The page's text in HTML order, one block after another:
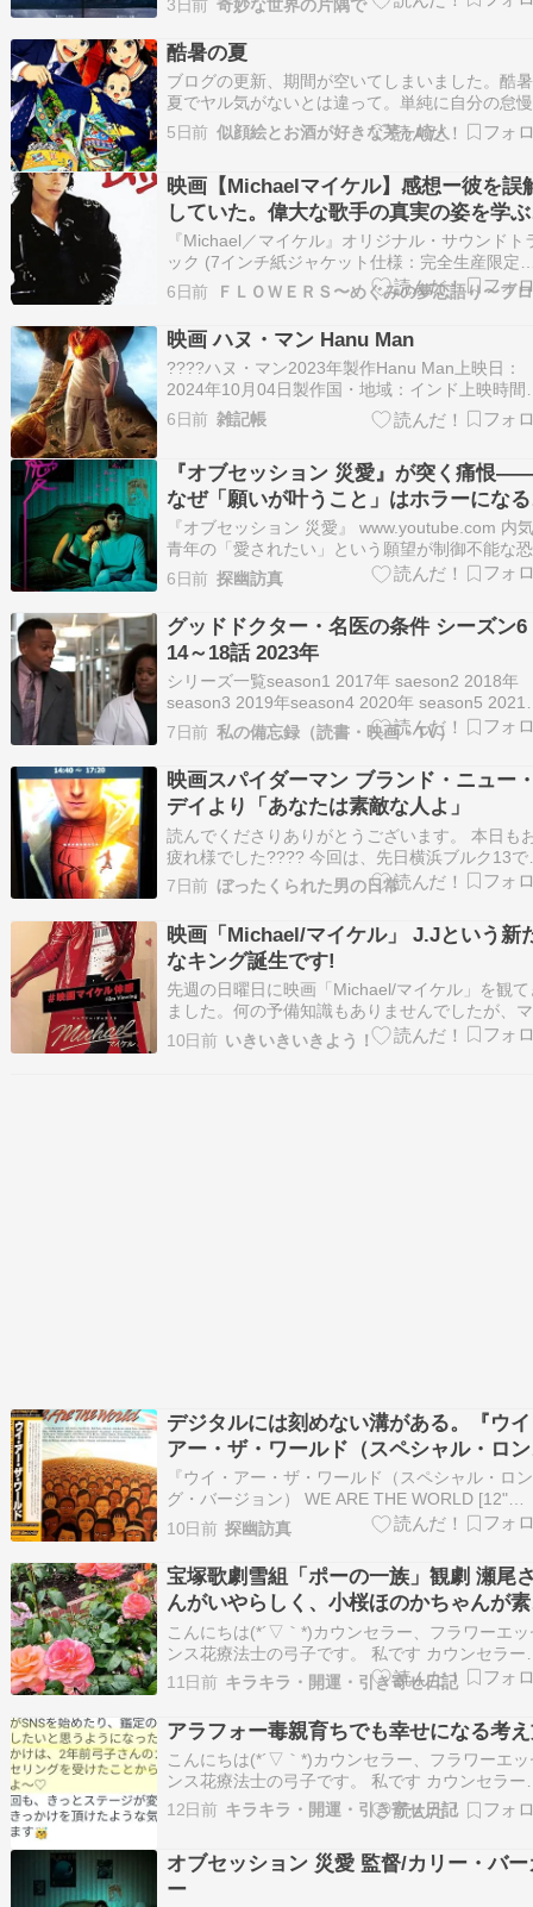
まれながら、革命によって両親を失ったミハイ
ガラティノフは人狼の一族に拾われ、狼に変身
能力を手に入れます。成長し、英国の軍人マイケ
ル…
3日前 奇妙な世界の片隅で
酷暑の夏
ブログの更新、期間が空いてしまいました。酷
夏でヤル気がないとは違って。単純に自分の怠
のですが… ６月に初孫のお宮参りを、鎌倉の鶴
八幡宮で行いました。天気もよく（むしろ暑かっ
た。お宮参りの画像をもとにChatGPTでイラス
ト…
5日前 似顔絵とお酒が好きな茅ヶ崎人
映画【Michaelマイケル】感想ー彼を誤
していた。偉大な歌手の真実の姿を学
ャンスをくれた
『Michael／マイケル』オリジナル・サウンドト
ック (7インチ紙ジャケット仕様：完全生産限定
(特典なし)Amazon（アマゾン） 皆様、こんにち
は。 今、映画「ちいかわ 人魚の島のひみつ」が
賛放映中ですよね。私も今月中には見に行ける
ぁーと思いつつ、楽しみにして…
6日前
映画 ハヌ・マン Hanu Man
????ハヌ・マン2023年製作Hanu Man上映日：
2024年10月04日製作国・地域：インド上映時間
158分ジャンル：アクション アドベンチャー・
ファンタジー配給：ツイン≪解説 あらすじ≫
ド版ゾンビ映画「Zo…
6日前 雑記帳
『オブセッション 災愛』が突く痛恨
なぜ「願いが叶うこと」はホラーにな
か
『オブセッション 災愛』 www.youtube.com 内
青年の「愛されたい」という願望が制御不能な
へと転じていく様子を描き、新人監督による製
100万ドル未満の作品ながらアメリカで大ヒット
記録したロマンティックホラー。 孤独で内向的
青年ベアは、恋心を寄せている女…
6日前 探幽訪真
グッドドクター・名医の条件 シーズン6
14～18話 2023年
シリーズ一覧season1 2017年 saeson2 2018年
season3 2019年season4 2020年 season5 2021
SEASON6 2022年 1～4話 5～9話 10～13話 シ
ン6 14～18話キャストショーン・マーフィー -
ディ・…
7日前 私の備忘録（読書・映画・TV）
映画スパイダーマン ブランド・ニュー
デイより「あなたは素敵な人よ」
読んでくださりありがとうございます。 本日も
疲れ様でした???? 今回は、先日横浜ブルク13で
賞した 「スパイダーマン ブランド・ニュー・デ
イ」 の感想を書かせて頂きます。 タイトルは、
中の台詞より取りました。 ※ネタバレしていき
すので、未見の方はご注意下さい。 文字数は…
7日前 ぼったくられた男の日常
映画「Michael/マイケル」 J.Jという新
なキング誕生です!
先週の日曜日に映画「Michael/マイケル」を観て
ました。何の予備知識もありませんでしたが、
ケルを顕彰しているyoutubeを見ていて、そうい
ばマイケルの映画を観に行ったという友人がい
10日前 いきいきいきよう！
デジタルには刻めない溝がある。『ウ
アー・ザ・ワールド（スペシャル・ロン
グ・バージョン） WE ARE THE
[12" Analog LP Record]』の深淵
『ウイ・アー・ザ・ワールド（スペシャル・ロン
グ・バージョン） WE ARE THE WORLD [12"
Analog LP Record]』 今回、映画『Michael マイ
ル』を観て久々に聴きたくなりまして。
blcrackreverse.com 1985年という時代が残し…
10日前 探幽訪真
宝塚歌劇雪組「ポーの一族」観劇 瀬尾
んがいやらしく、小桜ほのかちゃんが
らしかった
こんにちは(*´▽｀*)カウンセラー、フラワーエッ
ンス花療法士の弓子です。 私です カウンセラー
は1４年目。のべカウンセリング実績は3000件以
上。 自分自身も30歳を超えてから毒親（母）か
の自律、自立というテーマと向き合ってきました
ただいま4７歳43歳で結婚して結婚５…
11日前 キラキラ・開運・引き寄せ日記
アラフォー毒親育ちでも幸せになる考
こんにちは(*´▽｀*)カウンセラー、フラワーエッ
ンス花療法士の弓子です。 私です カウンセラー
は1４年目。のべカウンセリング実績は3000件以
上。 自分自身も30歳を超えてから毒親（母）か
ただいま4７歳43歳で結婚して結婚５…
12日前 キラキラ・開運・引き寄せ日記
オブセッション 災愛 監督/カリー・バー
ー